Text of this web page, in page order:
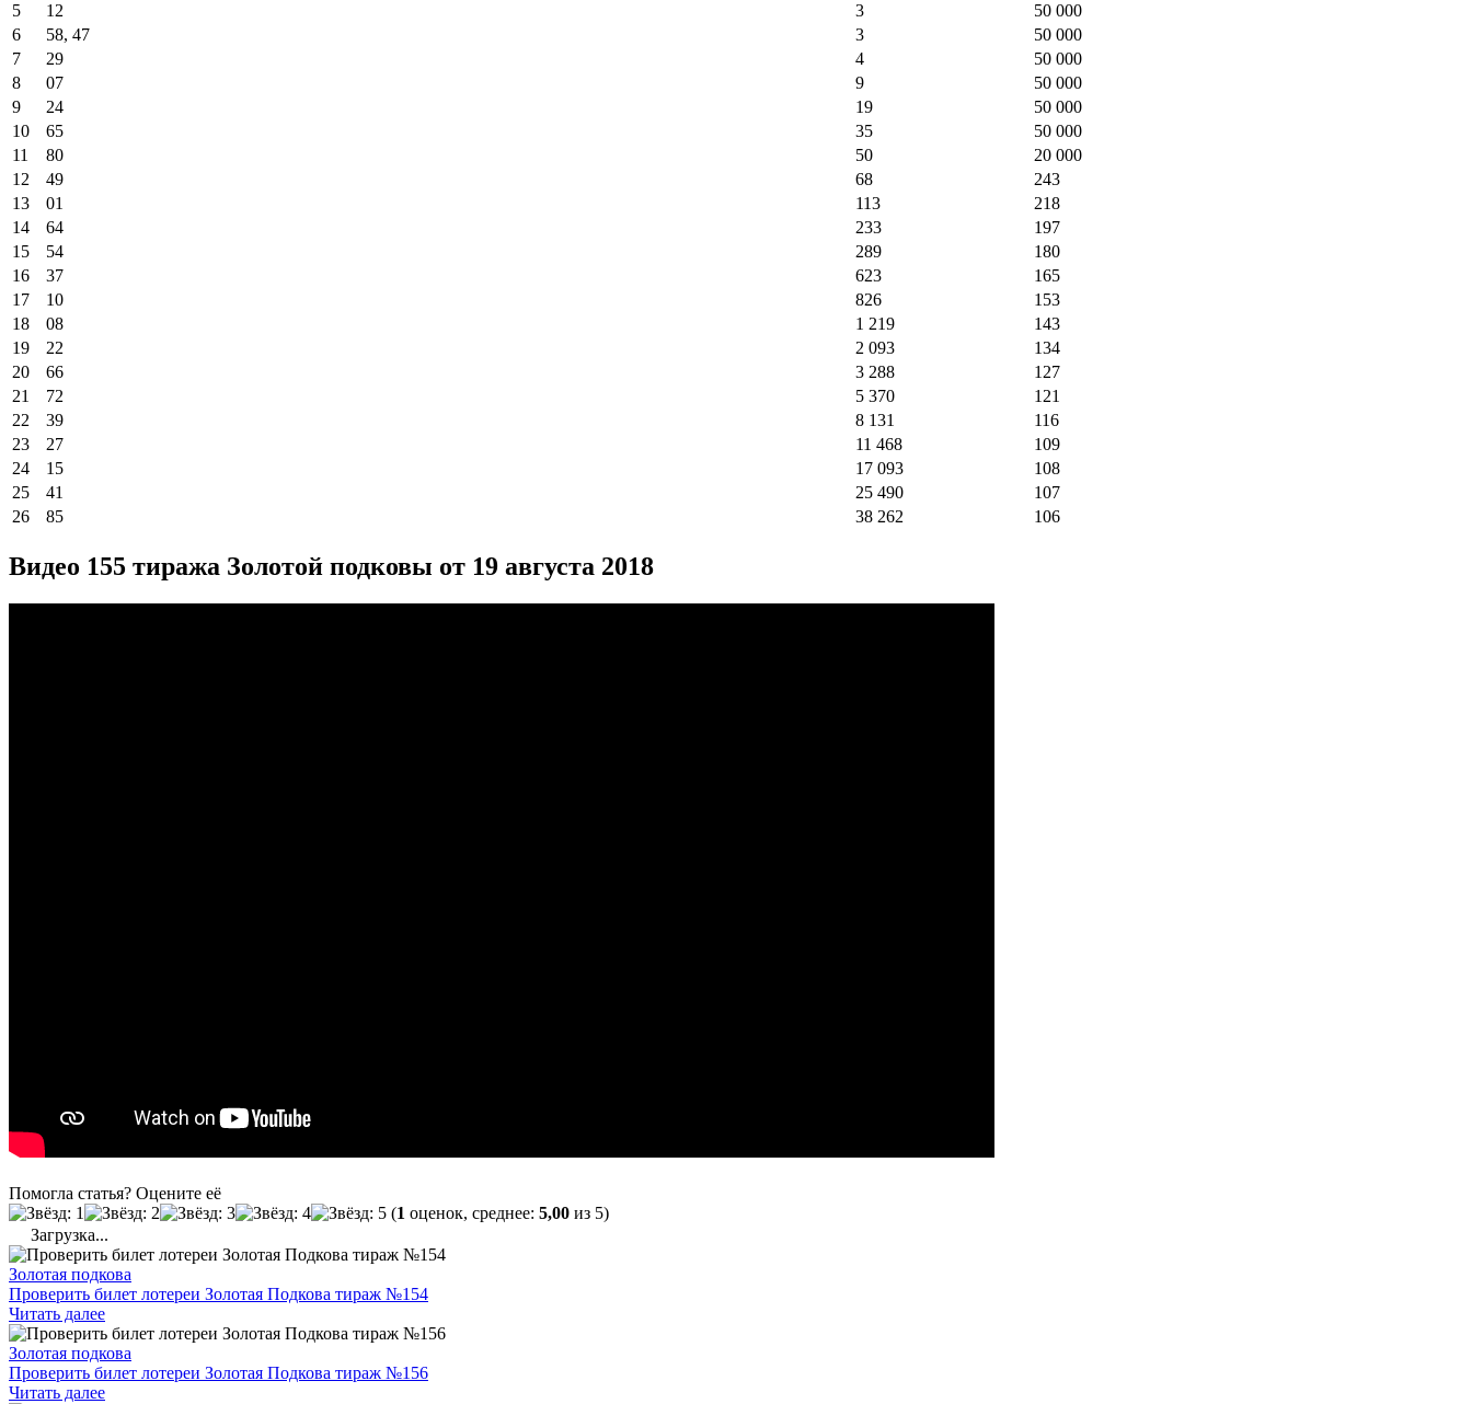
5
12 3
50 000
6
58, 47 3
50 000
7
29 4
50 000
8
07 9
50 000
9
24 19
50 000
10
65 35
50 000
11
80 50
20 000
12
49 68
243
13
01 113
218
14
64 233
197
15
54 289
180
16
37 623
165
17
10 826
153
18
08 1 219
143
19
22 2 093
134
20
66 3 288
127
21
72 5 370
121
22
39 8 131
116
23
27 11 468
109
24
15 17 093
108
25
41 25 490
107
26
85 38 262 106
Видео 155 тиража Золотой подковы от 19 августа 2018
Помогла статья? Оцените её
(1 оценок, среднее: 5,00 из 5)
Загрузка...
Золотая подкова
Проверить билет лотереи Золотая Подкова тираж №154
Читать далее
Золотая подкова
Проверить билет лотереи Золотая Подкова тираж №156
Читать далее